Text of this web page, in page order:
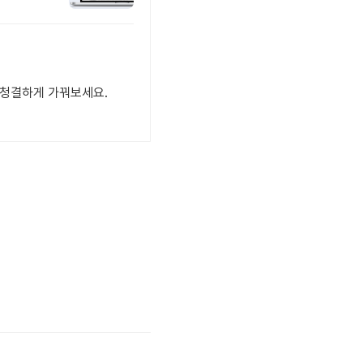
결하게 가꿔보세요.